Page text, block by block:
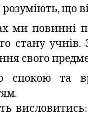
що
ми повинні
стану
свого
спокою та
висловитись: